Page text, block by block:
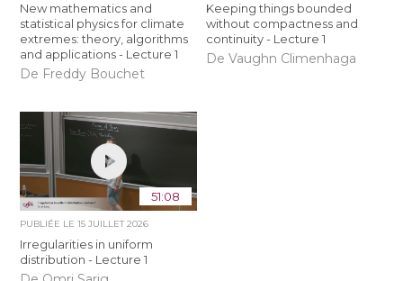
New mathematics and
statistical physics for climate
extremes: theory, algorithms
and applications - Lecture 1
De Freddy Bouchet
Keeping things bounded
without compactness and
continuity - Lecture 1
De Vaughn Climenhaga
51:08
PUBLIÉE LE15 JUILLET 2026
Irregularities in uniform
distribution - Lecture 1